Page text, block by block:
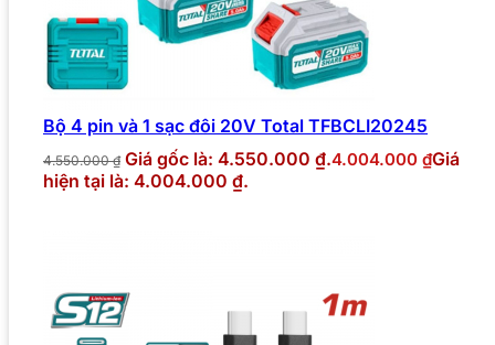
Bộ 4 pin và 1 sạc đôi 20V Total TFBCLI20245
4.550.000₫ Giá gốc là: 4.550.000 ₫.4.004.000 ₫Giá
hiện tại là: 4.004.000 ₫.